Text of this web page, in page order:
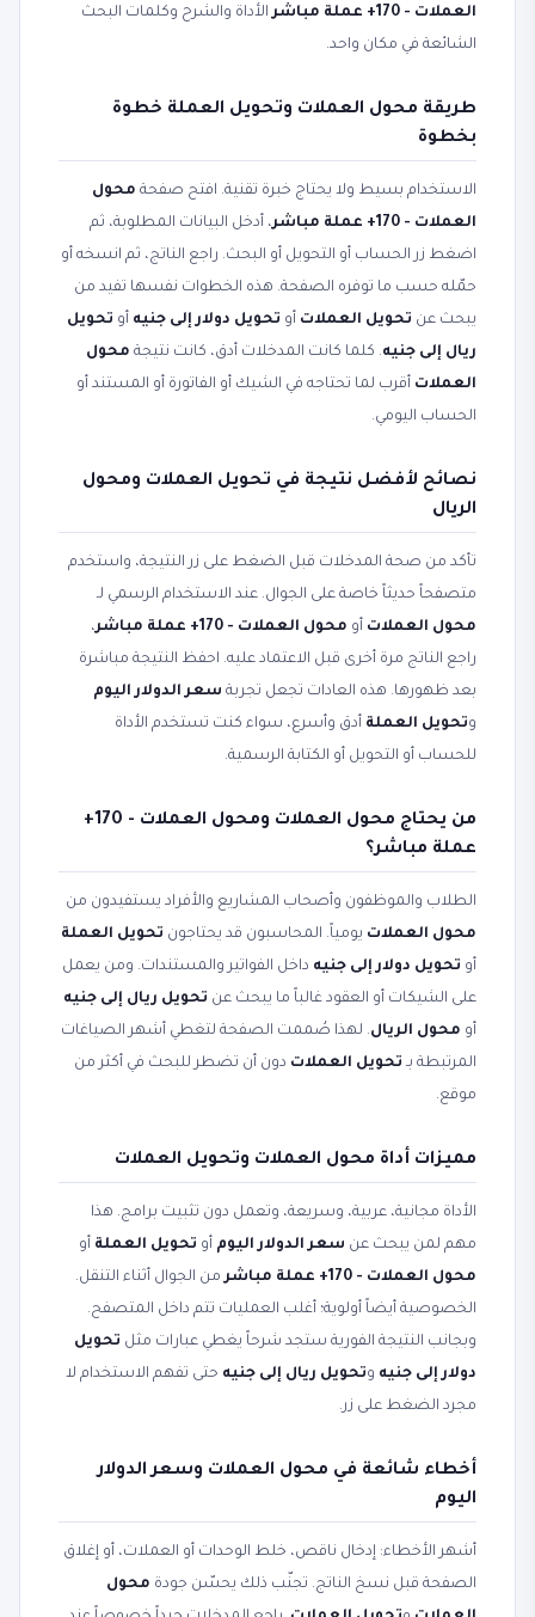
العملات - 170+ عملة مباشر
الأداة والشرح وكلمات البحث
الشائعة في مكان واحد.
طريقة محول العملات وتحويل العملة خطوة
بخطوة
الاستخدام بسيط ولا يحتاج خبرة تقنية. افتح صفحة محول
العملات - 170+ عملة مباشر
، أدخل البيانات المطلوبة، ثم
اضغط زر الحساب أو التحويل أو البحث. راجع الناتج، ثم انسخه أو
حمّله حسب ما توفره الصفحة. هذه الخطوات نفسها تفيد من
يبحث عن تحويل العملات أو تحويل دولار إلى جنيه أو تحويل
ريال إلى جنيه. كلما كانت المدخلات أدق، كانت نتيجة محول
العملات أقرب لما تحتاجه في الشيك أو الفاتورة أو المستند أو
الحساب اليومي.
نصائح لأفضل نتيجة في تحويل العملات ومحول
الريال
تأكد من صحة المدخلات قبل الضغط على زر النتيجة، واستخدم
متصفحاً حديثاً خاصة على الجوال. عند الاستخدام الرسمي لـ
محول العملات أو محول العملات - 170+ عملة مباشر
،
راجع الناتج مرة أخرى قبل الاعتماد عليه. احفظ النتيجة مباشرة
بعد ظهورها. هذه العادات تجعل تجربة سعر الدولار اليوم
وتحويل العملة أدق وأسرع، سواء كنت تستخدم الأداة
للحساب أو التحويل أو الكتابة الرسمية.
من يحتاج محول العملات ومحول العملات - 170+
عملة مباشر؟
الطلاب والموظفون وأصحاب المشاريع والأفراد يستفيدون من
محول العملات يومياً. المحاسبون قد يحتاجون تحويل العملة
أو تحويل دولار إلى جنيه داخل الفواتير والمستندات. ومن يعمل
على الشيكات أو العقود غالباً ما يبحث عن تحويل ريال إلى جنيه
أو محول الريال. لهذا صُممت الصفحة لتغطي أشهر الصياغات
المرتبطة بـ تحويل العملات دون أن تضطر للبحث في أكثر من
موقع.
مميزات أداة محول العملات وتحويل العملات
الأداة مجانية، عربية، وسريعة، وتعمل دون تثبيت برامج. هذا
مهم لمن يبحث عن سعر الدولار اليوم أو تحويل العملة أو
محول العملات - 170+ عملة مباشر
من الجوال أثناء التنقل.
الخصوصية أيضاً أولوية؛ أغلب العمليات تتم داخل المتصفح.
وبجانب النتيجة الفورية ستجد شرحاً يغطي عبارات مثل تحويل
دولار إلى جنيه وتحويل ريال إلى جنيه حتى تفهم الاستخدام لا
مجرد الضغط على زر.
أخطاء شائعة في محول العملات وسعر الدولار
اليوم
أشهر الأخطاء: إدخال ناقص، خلط الوحدات أو العملات، أو إغلاق
الصفحة قبل نسخ الناتج. تجنّب ذلك يحسّن جودة محول